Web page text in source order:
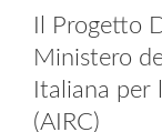
Il Progetto
Ministero
Italiana per
(AIRC)